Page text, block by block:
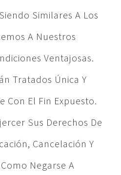
Similares A Los
A Nuestros
Ventajosas.
Tratados Única Y
Con El Fin Expuesto.
Sus Derechos De
Cancelación Y
Negarse A